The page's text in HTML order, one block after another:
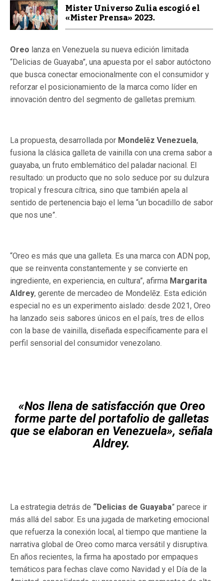
Mister Universo Zulia escogió el
«Mister Prensa» 2023.
Oreo lanza en Venezuela su nueva edición limitada
“Delicias de Guayaba”, una apuesta por el sabor autóctono
que busca conectar emocionalmente con el consumidor y
reforzar el posicionamiento de la marca como líder en
innovación dentro del segmento de galletas premium.
La propuesta, desarrollada por Mondelēz Venezuela,
fusiona la clásica galleta de vainilla con una crema sabor a
guayaba, un fruto emblemático del paladar nacional. El
resultado: un producto que no solo seduce por su dulzura
tropical y frescura cítrica, sino que también apela al
sentido de pertenencia bajo el lema “un bocadillo de sabor
que nos une”.
“Oreo es más que una galleta. Es una marca con ADN pop,
que se reinventa constantemente y se convierte en
ingrediente, en experiencia, en cultura”, afirma Margarita
Aldrey, gerente de mercadeo de Mondelēz. Esta edición
especial no es un experimento aislado: desde 2021, Oreo
ha lanzado seis sabores únicos en el país, tres de ellos
con la base de vainilla, diseñada específicamente para el
perfil sensorial del consumidor venezolano.
«Nos llena de satisfacción que Oreo
forme parte del portafolio de galletas
que se elaboran en Venezuela», señala
Aldrey.
La estrategia detrás de “Delicias de Guayaba” parece ir
más allá del sabor. Es una jugada de marketing emocional
que refuerza la conexión local, al tiempo que mantiene la
narrativa global de Oreo como marca versátil y disruptiva.
En años recientes, la firma ha apostado por empaques
temáticos para fechas clave como Navidad y el Día de la